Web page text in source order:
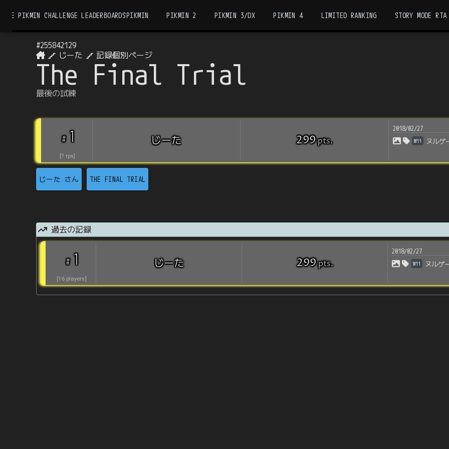
THE PIKMIN CHALLENGE LEADERBOARDSPIKMIN PIKMIN 2 PIKMIN 3/DX PIKMIN 4 LIMITED RANKING STORY MODE RTA
#255842129
じーた
記録個別ページ
The Final Trial
最後の試練
# 1
[? rps]
じーた 299pts.
2018/02/27
Wii ヌルゲ
じーた さん THE FINAL TRIAL
過去の記録
# 1
[16 players]
じーた 299pts.
2018/02/27
Wii ヌルゲ